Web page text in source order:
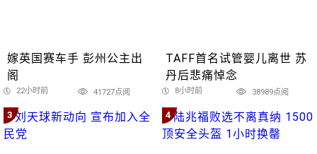
嫁英国赛车手 彭州公主出
阁
22小时前 41727点阅
TAFF首名试管婴儿离世 苏
丹后悲痛悼念
8小时前 38989点阅
3 4